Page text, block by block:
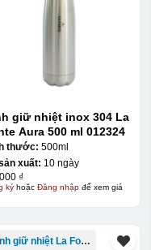
khác là thêm quai
giữ nhiệt inox 304 La
Fonte Aura 500 ml 012324
thước: 500ml
xuất: 10 ngày
₫
kýhoặc Đăng nhậpđể xem giá
Bình giữ nhiệt La Fonte